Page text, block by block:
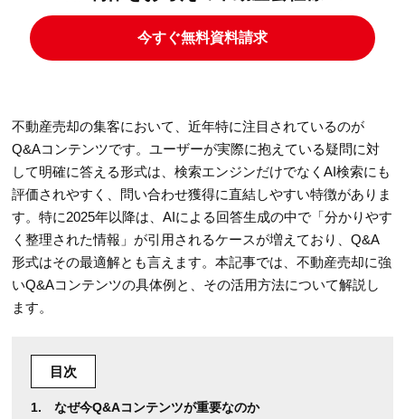
今すぐ無料資料請求
不動産売却の集客において、近年特に注目されているのが
Q&Aコンテンツです。ユーザーが実際に抱えている疑問に対
して明確に答える形式は、検索エンジンだけでなくAI検索にも
評価されやすく、問い合わせ獲得に直結しやすい特徴がありま
す。特に2025年以降は、AIによる回答生成の中で「分かりやす
く整理された情報」が引用されるケースが増えており、Q&A
形式はその最適解とも言えます。本記事では、不動産売却に強
いQ&Aコンテンツの具体例と、その活用方法について解説し
ます。
目次
なぜ今Q&Aコンテンツが重要なのか